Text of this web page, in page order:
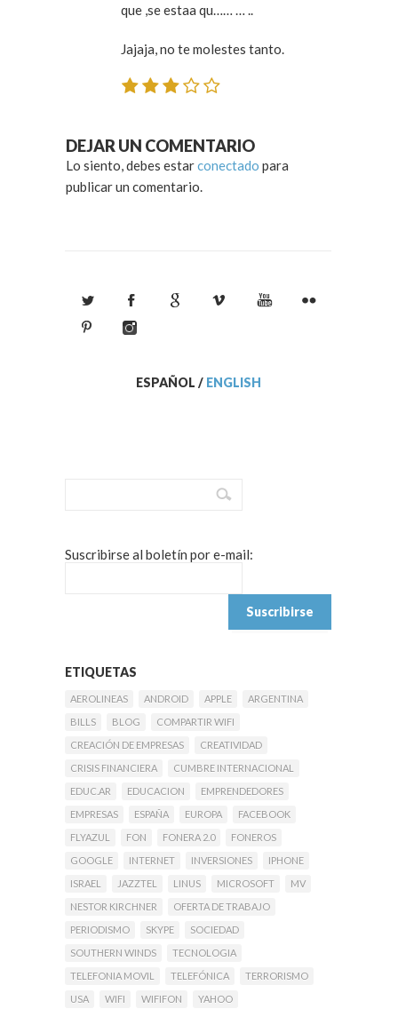
que ,se estaa qu…… … ..
Jajaja, no te molestes tanto.
DEJAR UN COMENTARIO
Lo siento, debes estarconectado para
publicar un comentario.
ESPAÑOL / ENGLISH
Suscribirse al boletín por e-mail:
ETIQUETAS
AEROLINEAS ANDROID APPLE
ARGENTINA
BILLS
BLOG
COMPARTIR WIFI
CREACIÓN DE EMPRESAS
CREATIVIDAD
CRISIS FINANCIERA
CUMBRE INTERNACIONAL
EDUC.AR
EDUCACION
EMPRENDEDORES
EMPRESAS
ESPAÑA EUROPA
FACEBOOK
FLYAZUL
FON FONERA 2.0
FONEROS
GOOGLE
INTERNET INVERSIONES
IPHONE
ISRAEL
JAZZTEL LINUS MICROSOFT
MV
NESTOR KIRCHNER
OFERTA DE TRABAJO
PERIODISMO
SKYPE
SOCIEDAD
SOUTHERN WINDS
TECNOLOGIA
TELEFONIA MOVIL
TELEFÓNICA
TERRORISMO
USA
WIFI WIFIFON YAHOO